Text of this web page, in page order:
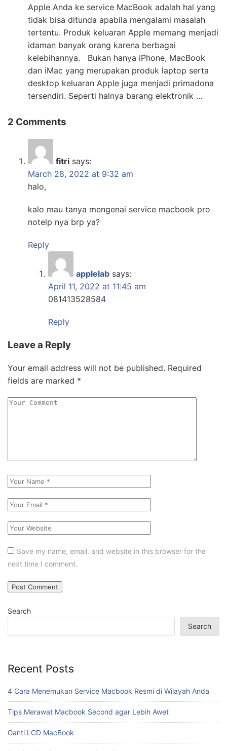
Apple Anda ke service MacBook adalah hal yang
tidak bisa ditunda apabila mengalami masalah
tertentu. Produk keluaran Apple memang menjadi
idaman banyak orang karena berbagai
kelebihannya. Bukan hanya iPhone, MacBook
dan iMac yang merupakan produk laptop serta
desktop keluaran Apple juga menjadi primadona
tersendiri. Seperti halnya barang elektronik …
2 Comments
fitri says:
March 28, 2022 at 9:32 am
halo,
kalo mau tanya mengenai service macbook pro
notelp nya brp ya?
Reply
applelab says:
April 11, 2022 at 11:45 am
081413528584
Reply
Leave a Reply
Your email address will not be published. Required
fields are marked *
Save my name, email, and website in this browser for the
next time I comment.
Search
Search
Recent Posts
4 Cara Menemukan Service Macbook Resmi di Wilayah Anda
Tips Merawat Macbook Second agar Lebih Awet
Ganti LCD MacBook